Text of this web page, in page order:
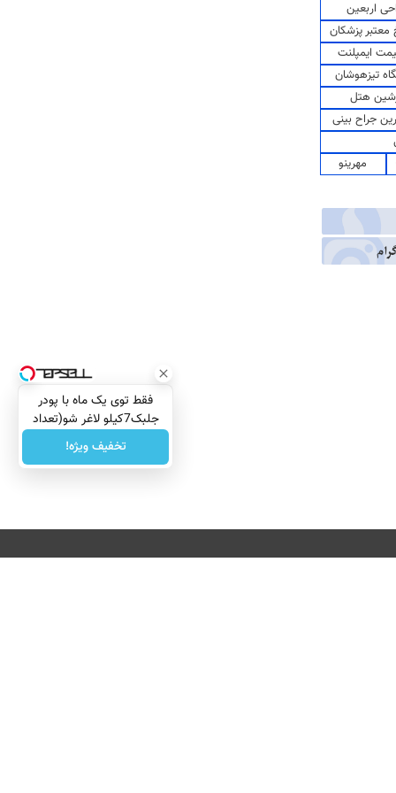
اربعین
پزشکان
ایمپلنت
تیزهوشان
هتل
جراح بینی
مهرینو
فقط توی یک ماه با پودر
جلبک7کیلو لاغر شو(تعداد
محدود)
تخفیف ویژه!